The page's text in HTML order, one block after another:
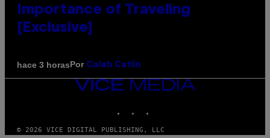
Importance of Traveling
[Exclusive]
hace 3 horasPor Caleb Catlin
VICE
© 2026 VICE DIGITAL PUBLISHING, LLC